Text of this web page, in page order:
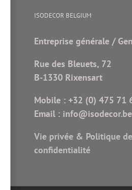
ISODECOR BELGIUM
Entreprise générale /
Rue des Bleuets, 72
B-1330 Rixensart
Mobile :+32 (0) 475 71
Email :info@isodecor.be
Vie privée & Politique de
confidentialité